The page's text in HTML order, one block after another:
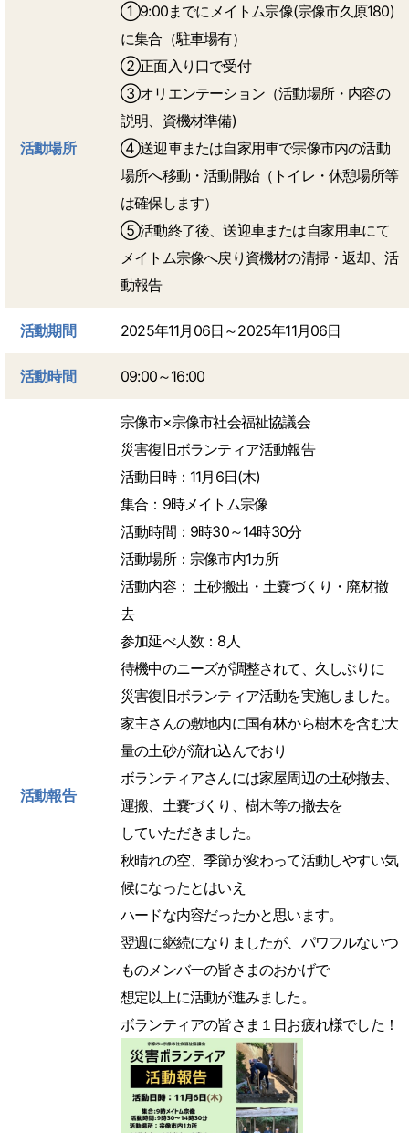
活動場所
①9:00までにメイトム宗像(宗像市久原180)
に集合（駐車場有）
➁正面入り口で受付
③オリエンテーション（活動場所・内容の
説明、資機材準備)
④送迎車または自家用車で宗像市内の活動
場所へ移動・活動開始（トイレ・休憩場所等
は確保します）
⑤活動終了後、送迎車または自家用車にて
メイトム宗像へ戻り資機材の清掃・返却、活
動報告
活動期間 2025年11月06日～2025年11月06日
活動時間 09:00～16:00
活動報告
宗像市×宗像市社会福祉協議会
災害復旧ボランティア活動報告
活動日時：11月6日(木)
集合：9時メイトム宗像
活動時間：9時30～14時30分
活動場所：宗像市内1カ所
活動内容： 土砂搬出・土嚢づくり・廃材撤
去
参加延べ人数：8人
待機中のニーズが調整されて、久しぶりに
災害復旧ボランティア活動を実施しました。
家主さんの敷地内に国有林から樹木を含む大
量の土砂が流れ込んでおり
ボランティアさんには家屋周辺の土砂撤去、
運搬、土嚢づくり、樹木等の撤去を
していただきました。
秋晴れの空、季節が変わって活動しやすい気
候になったとはいえ
ハードな内容だったかと思います。
翌週に継続になりましたが、パワフルないつ
ものメンバーの皆さまのおかげで
想定以上に活動が進みました。
ボランティアの皆さま１日お疲れ様でした！